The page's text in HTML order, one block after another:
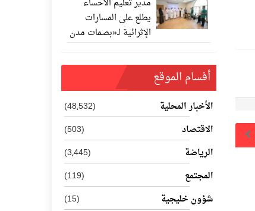
مدير تعليم الأحساء
يطلع على المسارات
الإثرائية لـ«بصمات مدن
المستقبل 202
أفسام الموقع
الأخبار المحلية
(48٬532)
الاقتصاد
(503)
الرياضة
(3٬445)
المجتمع
(119)
شؤون خليجية
(15)